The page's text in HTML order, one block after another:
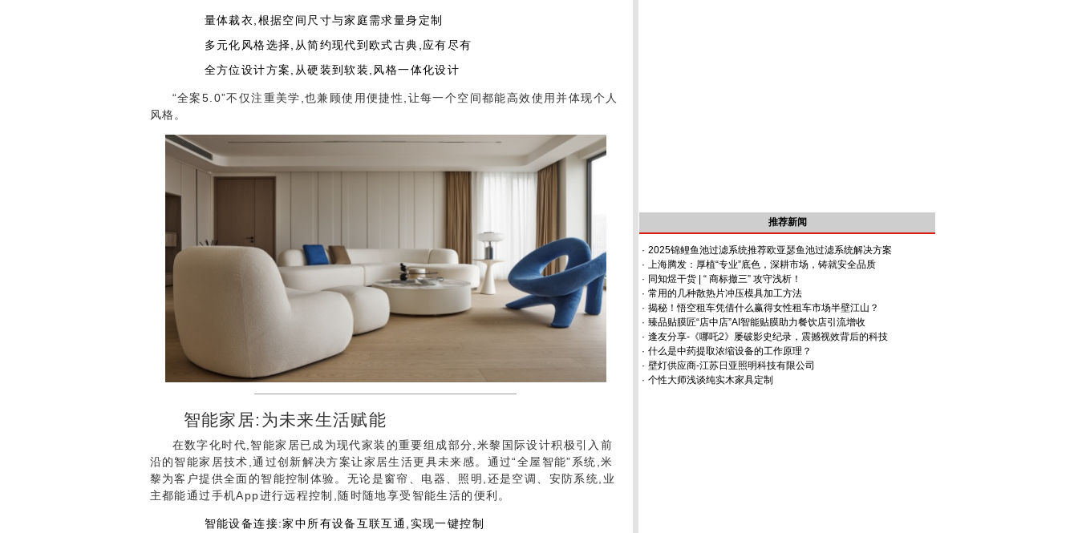
量体裁衣,根据空间尺寸与家庭需求量身定制
多元化风格选择,从简约现代到欧式古典,应有尽有
全方位设计方案,从硬装到软装,风格一体化设计
“全案5.0”不仅注重美学,也兼顾使用便捷性,让每一个空间都能高效使用并体现个人
风格。
智能家居:为未来生活赋能
在数字化时代,智能家居已成为现代家装的重要组成部分,米黎国际设计积极引入前
沿的智能家居技术,通过创新解决方案让家居生活更具未来感。通过“全屋智能”系统,米
黎为客户提供全面的智能控制体验。无论是窗帘、电器、照明,还是空调、安防系统,业
主都能通过手机App进行远程控制,随时随地享受智能生活的便利。
智能设备连接:家中所有设备互联互通,实现一键控制
推荐新闻
· 2025锦鲤鱼池过滤系统推荐欧亚瑟鱼池过滤系统解决方案
· 上海腾发：厚植“专业”底色，深耕市场，铸就安全品质
· 同知煜干货 | “ 商标撤三” 攻守浅析！
· 常用的几种散热片冲压模具加工方法
· 揭秘！悟空租车凭借什么赢得女性租车市场半壁江山？
· 臻品贴膜匠“店中店”AI智能贴膜助力餐饮店引流增收
· 逢友分享-《哪吒2》屡破影史纪录，震撼视效背后的科技
· 什么是中药提取浓缩设备的工作原理？
· 壁灯供应商-江苏日亚照明科技有限公司
· 个性大师浅谈纯实木家具定制